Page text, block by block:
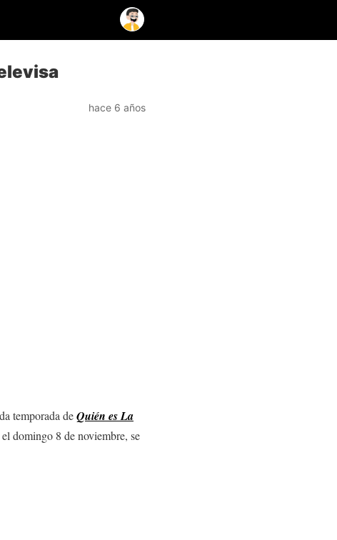
hace 6 años
temporada deQuién es La
domingo 8 de noviembre, se